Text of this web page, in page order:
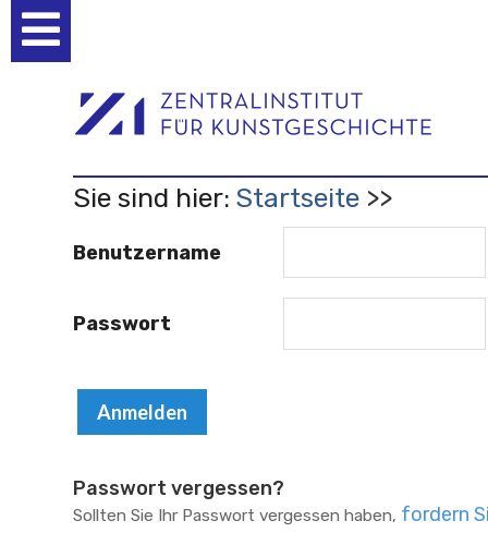
Werkzeuge
Sie sind hier: Startseite
Benutzername
Passwort
Passwort vergessen?
Sollten Sie Ihr Passwort vergessen haben, fordern